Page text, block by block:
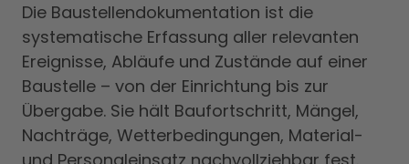
Die Baustellendokumentation ist die
systematische Erfassung aller relevanten
Ereignisse, Abläufe und Zustände auf einer
Baustelle – von der Einrichtung bis zur
Übergabe. Sie hält Baufortschritt, Mängel,
Nachträge, Wetterbedingungen, Material-